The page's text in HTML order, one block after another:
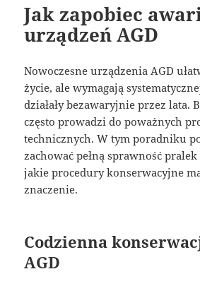
Jak zapobiec
urządzeń AGD
Nowoczesne urządzenia AGD
życie, ale wymagają
działały bezawaryjnie przez lata.
często prowadzi do poważnych
technicznych. W tym poradniku
zachować pełną sprawność
jakie procedury konserwacyjne
znaczenie.
Codzienna
AGD